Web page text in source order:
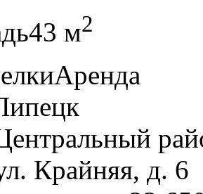
43 м2
Аренда
Крайняя, д. 6